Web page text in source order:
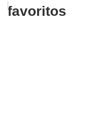
favoritos